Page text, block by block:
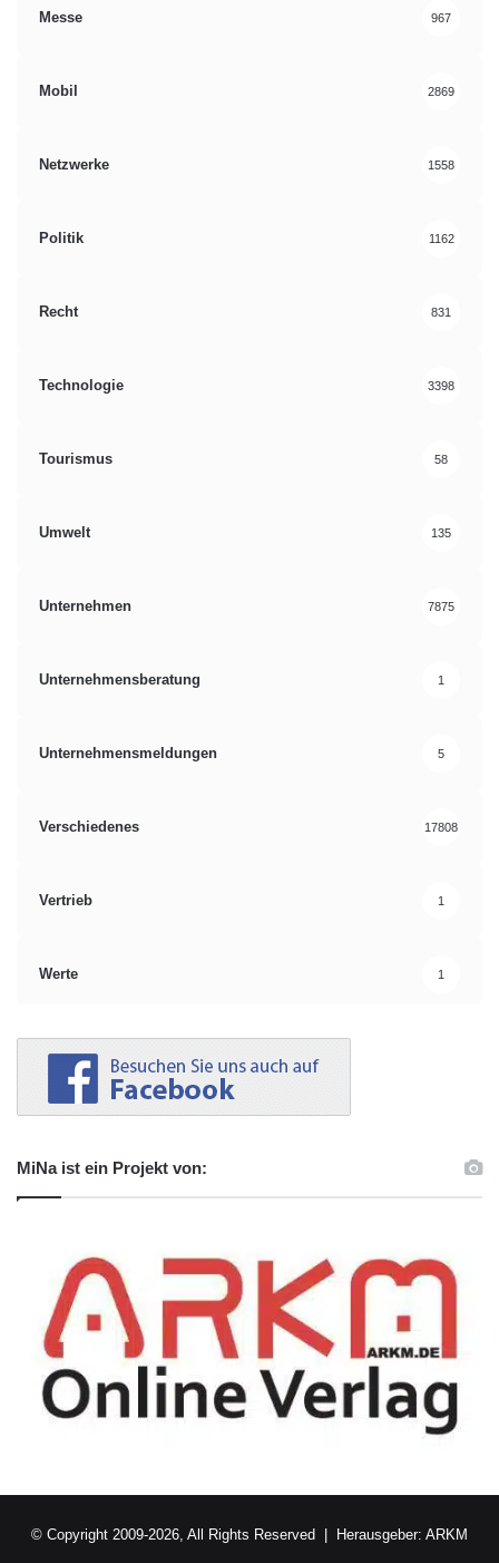
Messe 967
Mobil 2869
Netzwerke 1558
Politik 1162
Recht 831
Technologie 3398
Tourismus 58
Umwelt 135
Unternehmen 7875
Unternehmensberatung 1
Unternehmensmeldungen 5
Verschiedenes 17808
Vertrieb 1
Werte 1
MiNa ist ein Projekt von:
© Copyright 2009-2026, All Rights Reserved | Herausgeber: ARKM